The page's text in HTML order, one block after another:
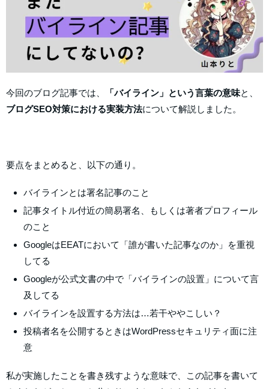
今回のブログ記事では、 「バイライン」という言葉の意味と、
ブログSEO対策における実装方法について解説しました。
要点をまとめると、以下の通り。
バイラインとは署名記事のこと
記事タイトル付近の簡易署名、もしくは著者プロフィール
のこと
GoogleはEEATにおいて「誰が書いた記事なのか」を重視
してる
Googleが公式文書の中で「バイラインの設置」について言
及してる
バイラインを設置する方法は…若干ややこしい？
投稿者名を公開するときはWordPressセキュリティ面に注
意
私が実施したことを書き残すような意味で、この記事を書いて